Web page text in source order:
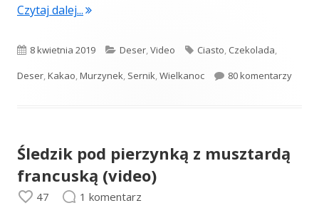
Czytaj dalej..."Sernik Izaura (video)"
Opublikowano
8 kwietnia 2019 Kategorie
Deser,Video Tagi
Ciasto, Czekolada,
Deser,Kakao,Murzynek, Sernik,Wielkanoc 80 komentarzydo
Śledzik pod pierzynką z musztardą
francuską (video)
47 1 komentarz